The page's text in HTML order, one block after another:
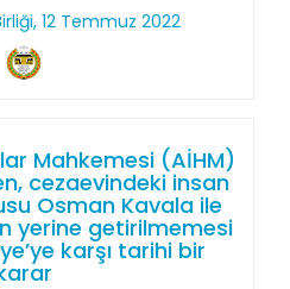
12 Temmuz 2022
Mahkemesi (AİHM)
cezaevindeki insan
Osman Kavala ile
yerine getirilmemesi
karşı tarihi bir